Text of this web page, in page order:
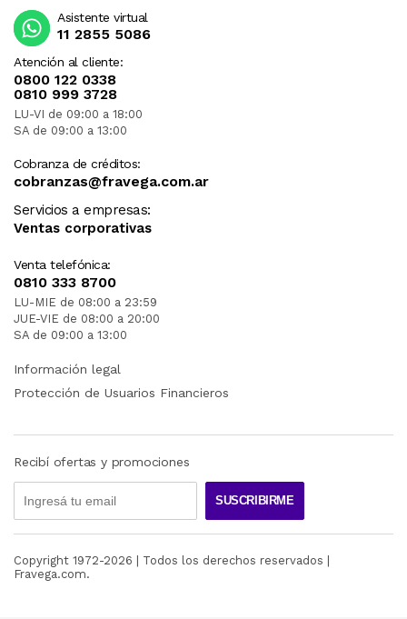
Atención al cliente:
0800 122 0338
0810 999 3728
LU-VI de 09:00 a 18:00
SA de 09:00 a 13:00
Cobranza de créditos:
cobranzas@fravega.com.ar
Servicios a empresas:
Ventas corporativas
Venta telefónica:
0810 333 8700
LU-MIE de 08:00 a 23:59
JUE-VIE de 08:00 a 20:00
SA de 09:00 a 13:00
Asistente virtual
11 2855 5086
Información legal
Protección de Usuarios Financieros
Recibí ofertas y promociones
SUSCRIBIRME
Copyright 1972-2026 | Todos los derechos reservados |
Fravega.com.